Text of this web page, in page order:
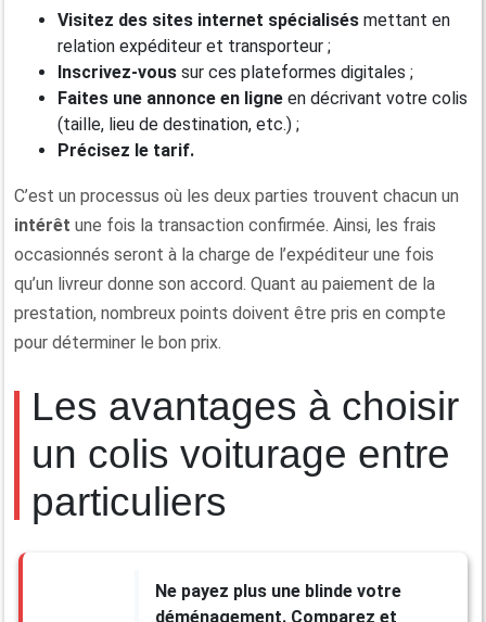
Visitez des sites internet spécialisés mettant en
relation expéditeur et transporteur ;
Inscrivez-vous sur ces plateformes digitales ;
Faites une annonce en ligne en décrivant votre colis
(taille, lieu de destination, etc.) ;
Précisez le tarif.
C’est un processus où les deux parties trouvent chacun un
intérêt une fois la transaction confirmée. Ainsi, les frais
occasionnés seront à la charge de l’expéditeur une fois
qu’un livreur donne son accord. Quant au paiement de la
prestation, nombreux points doivent être pris en compte
pour déterminer le bon prix.
Les avantages à choisir
un colis voiturage entre
particuliers
Ne payez plus une blinde votre
déménagement. Comparez et